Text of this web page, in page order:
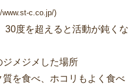
c.co.jp/)
30度を超えると活動が鈍くな
ジメジメした場所
質を食べ、ホコリもよく食べ